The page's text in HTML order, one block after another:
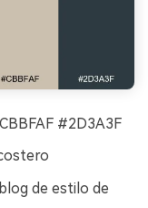
#2D3A3F
de estilo de